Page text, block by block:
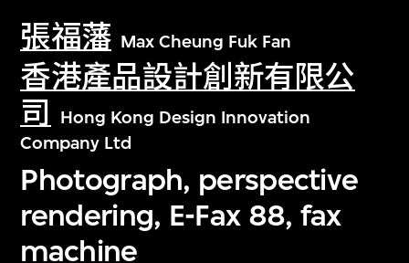
張福藩 Max Cheung Fuk Fan
香港產品設計創新有限公
司
Hong Kong Design Innovation
Company Ltd
Photograph, perspective
rendering, E-Fax 88, fax
machine
文化藏品。